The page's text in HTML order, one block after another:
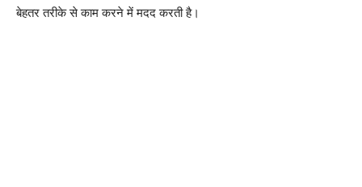
बेहतर तरीके से काम करने में मदद करती है।